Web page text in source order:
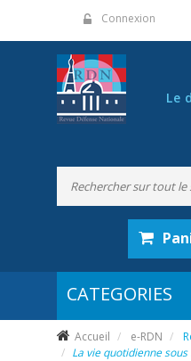
Connexion
Le
Accueil e-RDN
La vie quotidienne sous